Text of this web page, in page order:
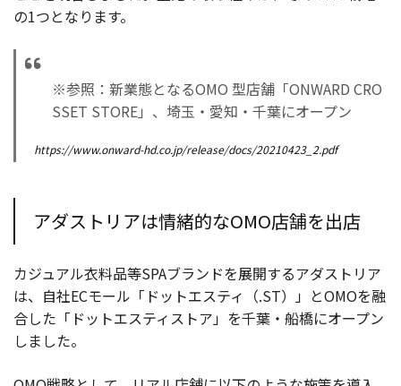
の1つとなります。
※参照：新業態となるOMO 型店舗「ONWARD CRO
SSET STORE」、埼玉・愛知・千葉にオープン
https://www.onward-hd.co.jp/release/docs/20210423_2.pdf
アダストリアは情緒的なOMO店舗を出店
カジュアル衣料品等SPAブランドを展開するアダストリア
は、自社ECモール「ドットエスティ（.ST）」とOMOを融
合した「ドットエスティストア」を千葉・船橋にオープン
しました。